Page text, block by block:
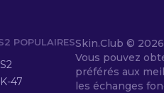
POPULAIRES
47
Skin.Club © 2026
Vous pouvez
préférés aux
les échanges